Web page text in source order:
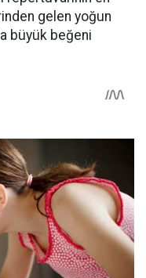
gelen yoğun
büyük beğeni